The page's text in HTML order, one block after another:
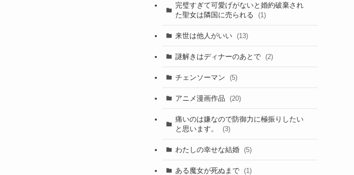
完璧すぎて可愛げがないと婚約破棄され
た聖女は隣国に売られる
(1)
来世は他人がいい (13)
謎解きはディナーのあとで (2)
チェンソーマン (5)
アニメ漫画作品 (20)
痛いのは嫌なので防御力に極振りしたい
と思います。
(3)
わたしの幸せな結婚 (5)
ある魔女が死ぬまで (1)